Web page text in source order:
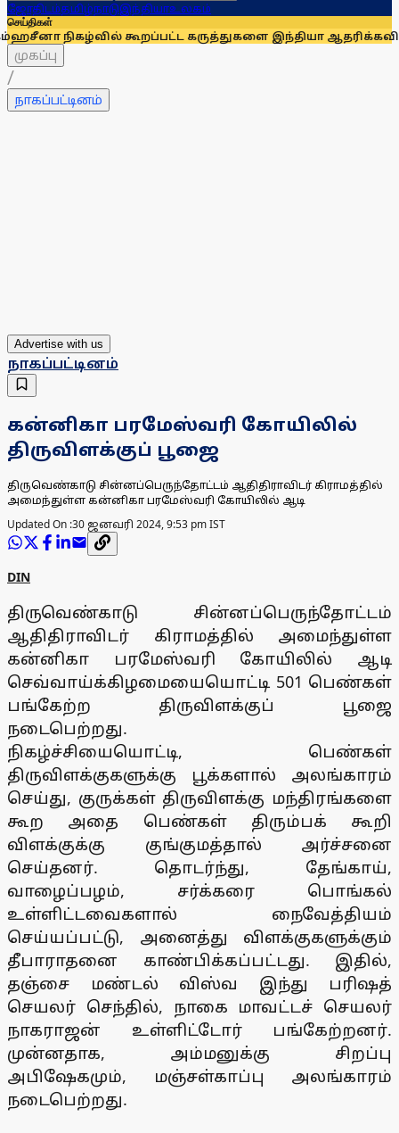
ஜோதிடம்தமிழ்நாடுஇந்தியாஉலகம்
செய்திகள்
கூறப்பட்ட கருத்துகளை இந்தியா ஆதரிக்கவில்லை:
முகப்பு
/
நாகப்பட்டினம்
Advertise with us
நாகப்பட்டினம்
கன்னிகா பரமேஸ்வரி கோயிலில்
திருவிளக்குப் பூஜை
திருவெண்காடு சின்னப்பெருந்தோட்டம் ஆதிதிராவிடர் கிராமத்தில்
அமைந்துள்ள கன்னிகா பரமேஸ்வரி கோயிலில் ஆடி
Updated On :30 ஜனவரி 2024, 9:53 pm IST
DIN
திருவெண்காடு சின்னப்பெருந்தோட்டம்
ஆதிதிராவிடர் கிராமத்தில் அமைந்துள்ள
கன்னிகா பரமேஸ்வரி கோயிலில் ஆடி
செவ்வாய்க்கிழமையையொட்டி 501 பெண்கள்
பங்கேற்ற திருவிளக்குப் பூஜை
நடைபெற்றது.
நிகழ்ச்சியையொட்டி, பெண்கள்
திருவிளக்குகளுக்கு பூக்களால் அலங்காரம்
செய்து, குருக்கள் திருவிளக்கு மந்திரங்களை
கூற அதை பெண்கள் திரும்பக் கூறி
விளக்குக்கு குங்குமத்தால் அர்ச்சனை
செய்தனர். தொடர்ந்து, தேங்காய்,
வாழைப்பழம், சர்க்கரை பொங்கல்
உள்ளிட்டவைகளால் நைவேத்தியம்
செய்யப்பட்டு, அனைத்து விளக்குகளுக்கும்
தீபாராதனை காண்பிக்கப்பட்டது. இதில்,
தஞ்சை மண்டல் விஸ்வ இந்து பரிஷத்
செயலர் செந்தில், நாகை மாவட்டச் செயலர்
நாகராஜன் உள்ளிட்டோர் பங்கேற்றனர்.
முன்னதாக, அம்மனுக்கு சிறப்பு
அபிஷேகமும், மஞ்சள்காப்பு அலங்காரம்
நடைபெற்றது.